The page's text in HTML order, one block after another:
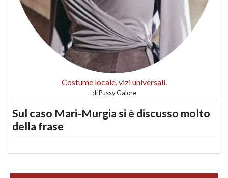
Costume locale, vizi universali.
diPussy Galore
Sul caso Mari-Murgia si è discusso molto
della frase